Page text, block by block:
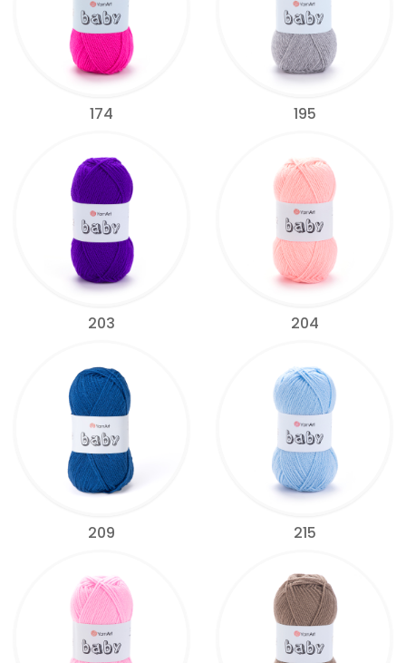
174 195
203 204
209 215